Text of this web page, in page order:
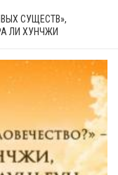
СУЩЕСТВ»,
ЛИ ХУНЧЖИ